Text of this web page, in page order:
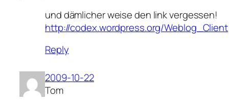
und dämlicher weise den link vergessen!
http://codex.wordpress.org/Weblog_Client
Reply
2009-10-22
Tom